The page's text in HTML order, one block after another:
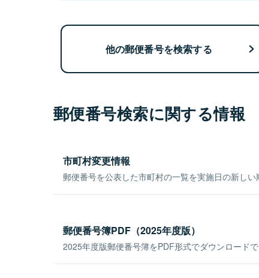
他の郵便番号を検索する
郵便番号検索に関する情報
市町村変更情報
郵便番号を公表した市町村の一覧を実施日の新しい
郵便番号簿PDF（2025年度版）
2025年度版郵便番号簿をPDF形式でダウンロードで